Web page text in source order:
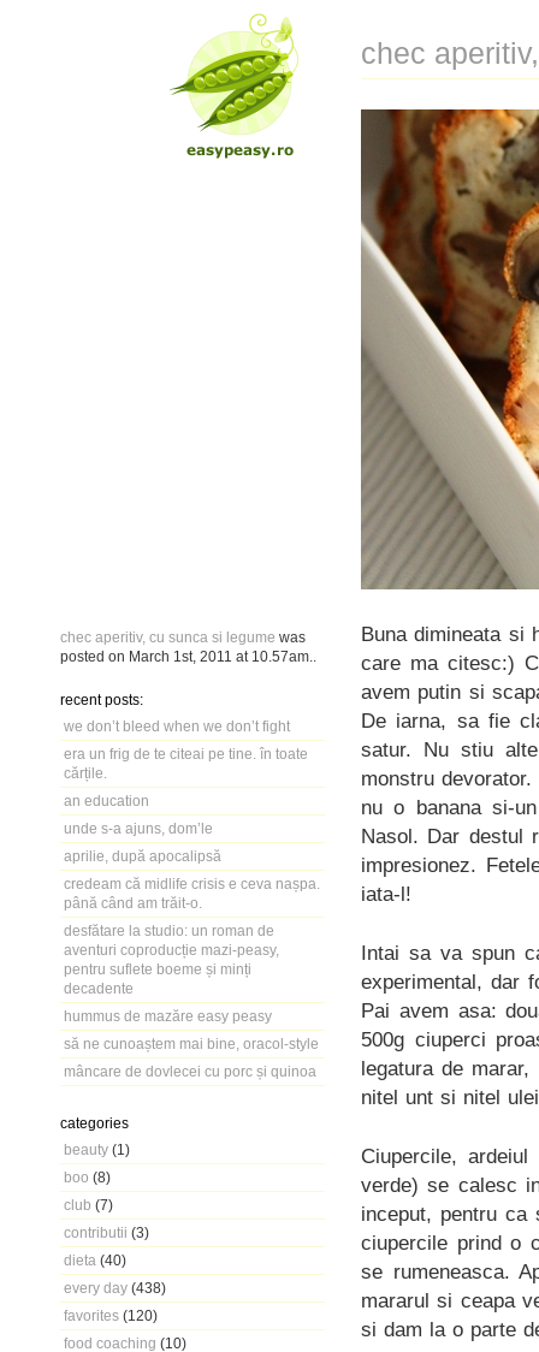
chec aperitiv, cu sunca si legume was
posted on March 1st, 2011 at 10.57am
recent posts:
we don’t bleed when we don’t fight
era un frig de te citeai pe tine. în toate
cărțile.
an education
unde s-a ajuns, dom’le
aprilie, după apocalipsă
credeam că midlife crisis e ceva nașpa.
până când am trăit-o.
desfătare la studio: un roman de
aventuri coproducție mazi-peasy,
pentru suflete boeme și minți
decadente
hummus de mazăre easy peasy
să ne cunoaștem mai bine, oracol-style
mâncare de dovlecei cu porc și quinoa
categories
beauty (1)
boo (8)
club (7)
contributii (3)
dieta (40)
every day (438)
favorites (120)
food coaching (10)
chec
Buna dimineata si
care ma citesc:)
avem putin si
De iarna, sa fie
satur. Nu stiu
monstru
nu o banana si-
Nasol. Dar destul
impresionez.
iata-l!
Intai sa va spun
experimental, dar
Pai avem asa:
500g ciuperci
legatura de
nitel unt si nitel
Ciupercile,
verde) se calesc
inceput, pentru
ciupercile prind o
se rumeneasca.
mararul si ceapa
si dam la o parte